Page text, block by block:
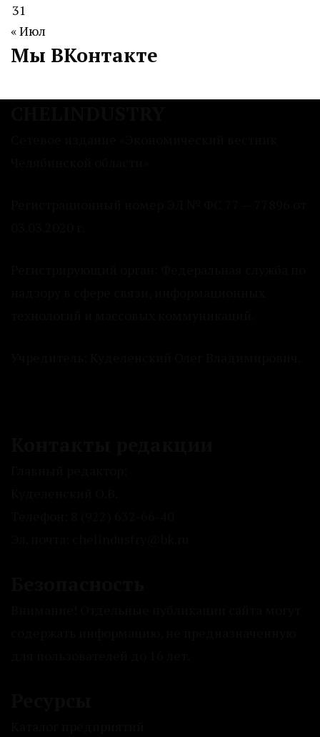
31
« Июл
Мы ВКонтакте